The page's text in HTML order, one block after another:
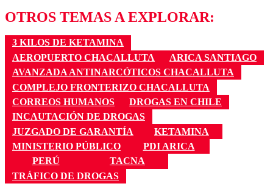
OTROS TEMAS A EXPLORAR:
3 KILOS DE KETAMINA
AEROPUERTO CHACALLUTA
ARICA SANTIAGO
AVANZADA ANTINARCÓTICOS CHACALLUTA
COMPLEJO FRONTERIZO CHACALLUTA
CORREOS HUMANOS
DROGAS EN CHILE
INCAUTACIÓN DE DROGAS
JUZGADO DE GARANTÍA
KETAMINA
MINISTERIO PÚBLICO
PDI ARICA
PERÚ
TACNA
TRÁFICO DE DROGAS